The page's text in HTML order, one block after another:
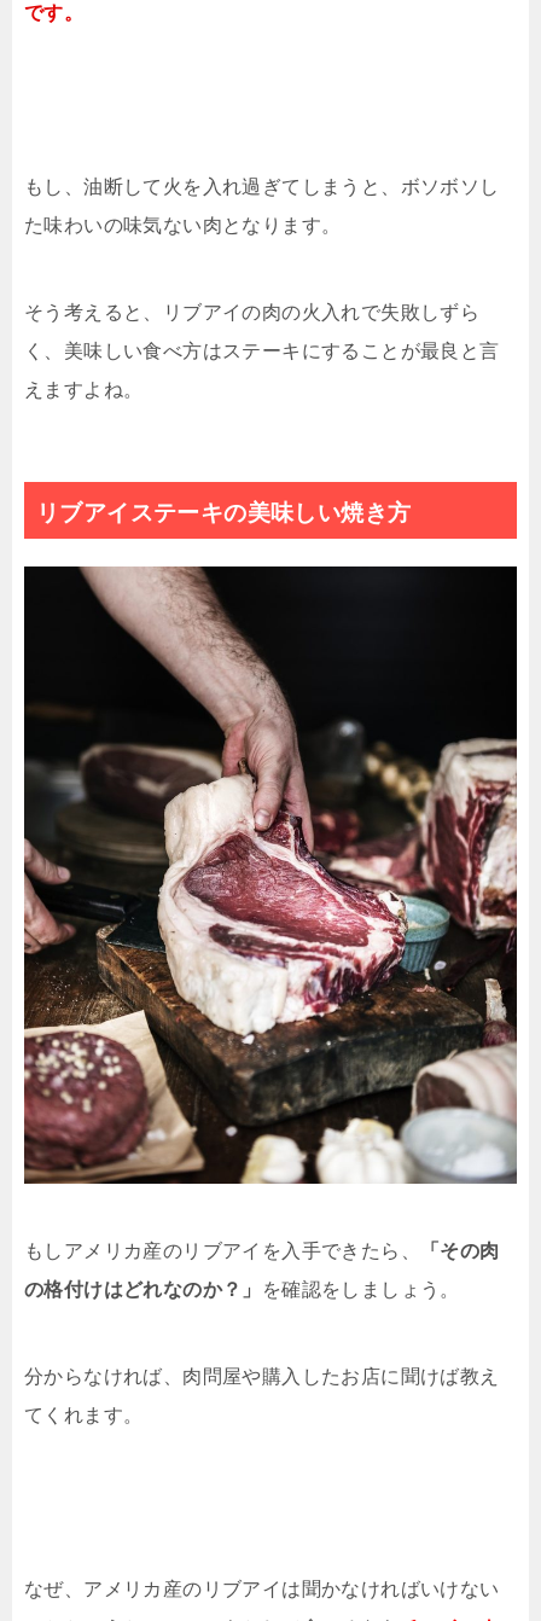
です。
もし、油断して火を入れ過ぎてしまうと、ボソボソし
た味わいの味気ない肉となります。
そう考えると、リブアイの肉の火入れで失敗しずら
く、美味しい食べ方はステーキにすることが最良と言
えますよね。
リブアイステーキの美味しい焼き方
もしアメリカ産のリブアイを入手できたら、
「その肉
の格付けはどれなのか？」
を確認をしましょう。
分からなければ、肉問屋や購入したお店に聞けば教え
てくれます。
なぜ、アメリカ産のリブアイは聞かなければいけない